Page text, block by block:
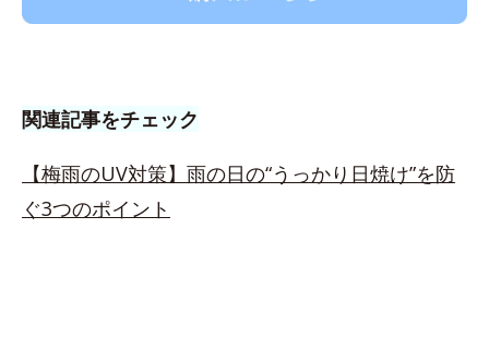
関連記事をチェック
【梅雨のUV対策】雨の日の“うっかり日焼け”を防
ぐ3つのポイント